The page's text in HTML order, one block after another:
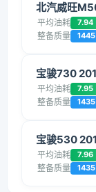
北汽威旺
平均油耗 7.94
整备质量 1445
宝骏730
平均油耗 7.95
整备质量 1435
宝骏530
平均油耗 7.96
整备质量 1435